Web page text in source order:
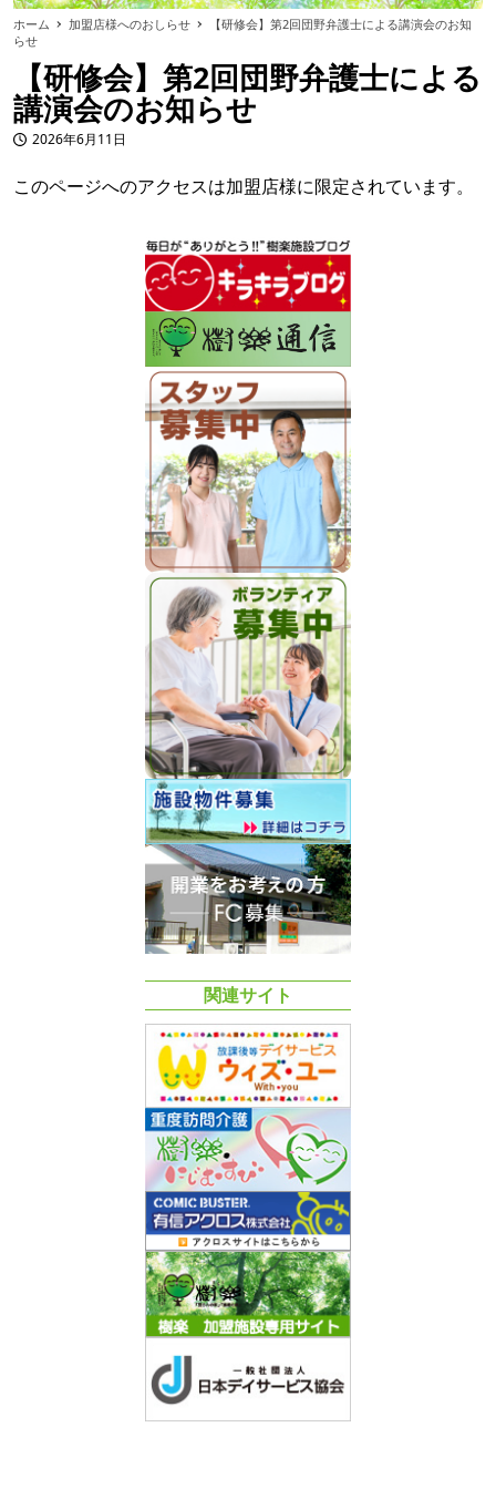
ホーム 加盟店様へのおしらせ
【研修会】第2回団野弁護士による講演会のお知
らせ
【研修会】第2回団野弁護士による
講演会のお知らせ
投稿日2026年6月11日
このページへのアクセスは加盟店様に限定されています。
関連サイト